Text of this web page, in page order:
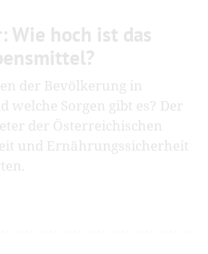
Wie hoch ist das
der Bevölkerung in
welche Sorgen gibt es? Der
der Österreichischen
und Ernährungssicherheit